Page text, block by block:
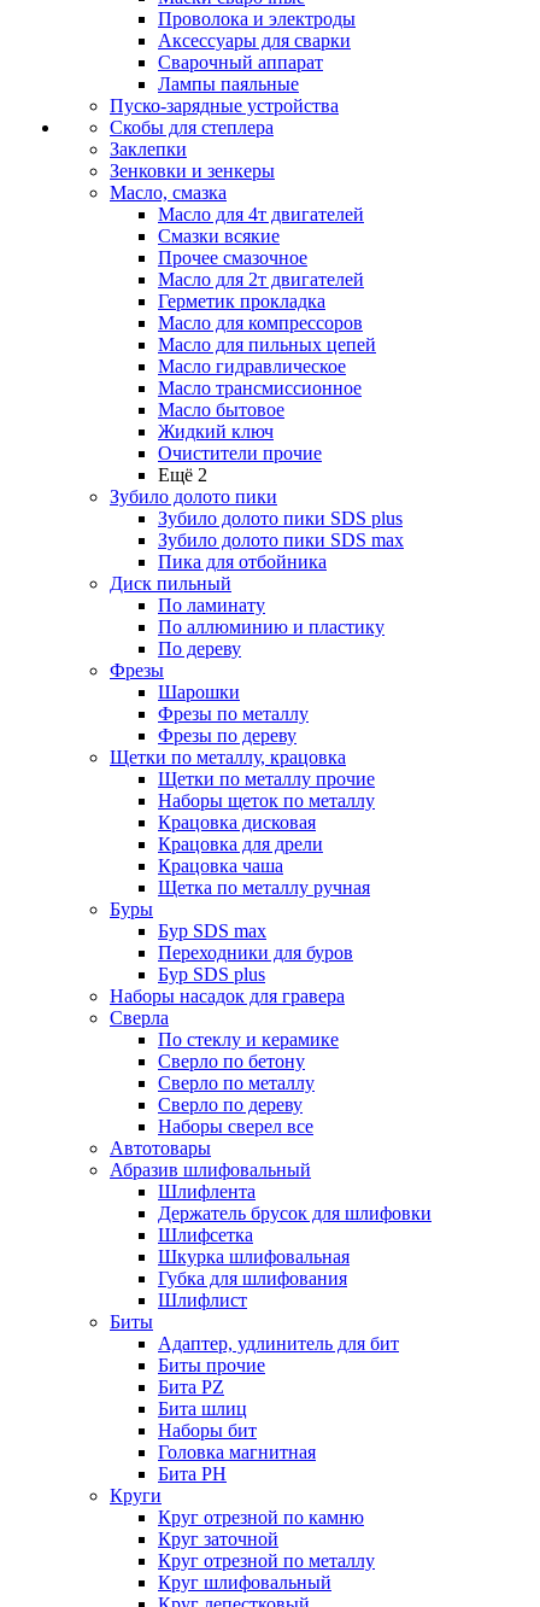
Проволока и электроды
Аксессуары для сварки
Сварочный аппарат
Лампы паяльные
Пуско-зарядные устройства
Скобы для степлера
Заклепки
Зенковки и зенкеры
Масло, смазка
Масло для 4т двигателей
Смазки всякие
Прочее смазочное
Масло для 2т двигателей
Герметик прокладка
Масло для компрессоров
Масло для пильных цепей
Масло гидравлическое
Масло трансмиссионное
Масло бытовое
Жидкий ключ
Очистители прочие
Ещё 2
Зубило долото пики
Зубило долото пики SDS plus
Зубило долото пики SDS max
Пика для отбойника
Диск пильный
По ламинату
По аллюминию и пластику
По дереву
Фрезы
Шарошки
Фрезы по металлу
Фрезы по дереву
Щетки по металлу, крацовка
Щетки по металлу прочие
Наборы щеток по металлу
Крацовка дисковая
Крацовка для дрели
Крацовка чаша
Щетка по металлу ручная
Буры
Бур SDS max
Переходники для буров
Бур SDS plus
Наборы насадок для гравера
Сверла
По стеклу и керамике
Сверло по бетону
Сверло по металлу
Сверло по дереву
Наборы сверел все
Автотовары
Абразив шлифовальный
Шлифлента
Держатель брусок для шлифовки
Шлифсетка
Шкурка шлифовальная
Губка для шлифования
Шлифлист
Биты
Адаптер, удлинитель для бит
Биты прочие
Бита PZ
Бита шлиц
Наборы бит
Головка магнитная
Бита PH
Круги
Круг отрезной по камню
Круг заточной
Круг отрезной по металлу
Круг шлифовальный